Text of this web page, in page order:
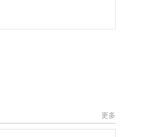
更多